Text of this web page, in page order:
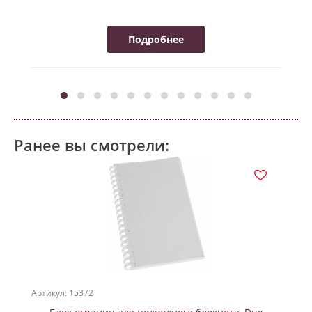
Подробнее
Ранее вы смотрели:
Артикул: 15372